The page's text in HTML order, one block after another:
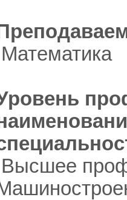
Математика
Высшее